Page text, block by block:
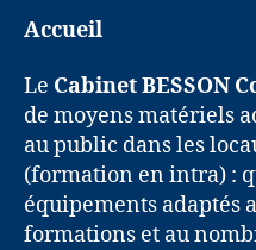
Accueil
Le Cabinet BESSON
de moyens matériels
au public dans les
(formation en intra) :
équipements adaptés
formations et au